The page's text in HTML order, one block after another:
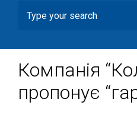
Компанія
пропонує